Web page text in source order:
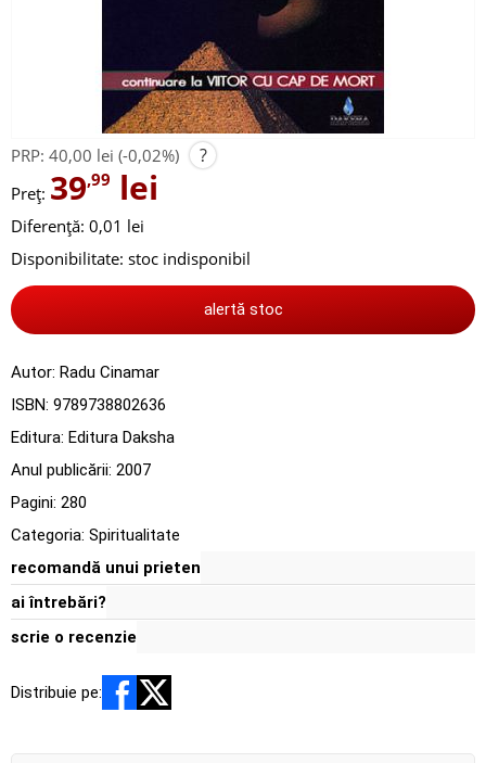
PRP: 40,00 lei (-0,02%) ?
Preț: 39,99 lei
Diferență: 0,01 lei
Disponibilitate: stoc indisponibil
alertă stoc
Autor: Radu Cinamar
ISBN: 9789738802636
Editura: Editura Daksha
Anul publicării: 2007
Pagini: 280
Categoria: Spiritualitate
recomandă unui prieten
ai întrebări?
scrie o recenzie
Distribuie pe: